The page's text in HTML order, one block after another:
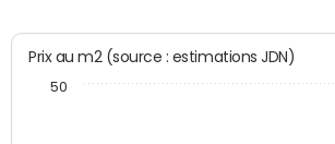
Prix au m2 (source : estimations JDN)
50